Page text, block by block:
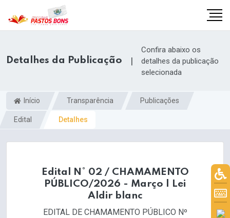
Detalhes da Publicação |
Confira abaixo os
detalhes da publicação
selecionada
Início Transparência Publicações
Edital Detalhes
Edital N° 02 / CHAMAMENTO
PÚBLICO/2026 - Março | Lei
Aldir blanc
EDITAL DE CHAMAMENTO PÚBLICO Nº